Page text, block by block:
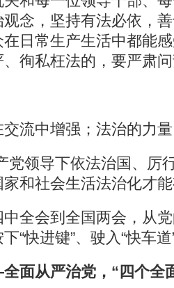
念，坚持有法必依，
日常生产生活中都能
徇私枉法的，要严肃
中增强；法治的力量
领导下依法治国、厉
和社会生活法治化才
会到全国两会，从党
“快进键”、驶入“快车道
面从严治党，“四个全